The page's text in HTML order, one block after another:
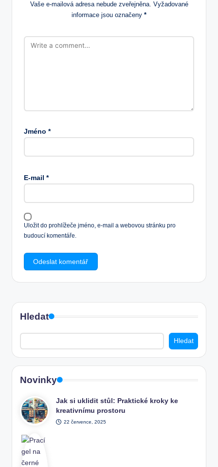
Vaše e-mailová adresa nebude zveřejněna. Vyžadované
informace jsou označeny *
Jméno *
E-mail *
Uložit do prohlížeče jméno, e-mail a webovou stránku pro
budoucí komentáře.
Hledat
Hledat
Novinky
Jak si uklidit stůl: Praktické kroky ke
kreativnímu prostoru
22 července, 2025